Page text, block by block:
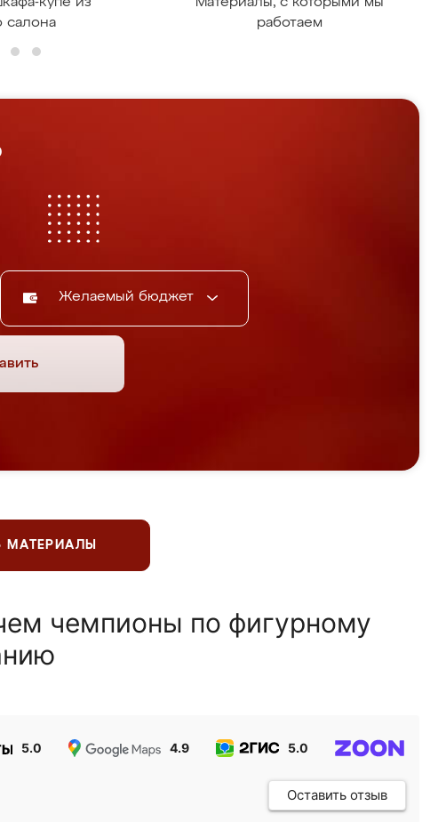
салона
работаем
Желаемый бюджет
МАТЕРИАЛЫ
чемпионы по фигурному
5.0 4.9 5.0
Оставить отзыв